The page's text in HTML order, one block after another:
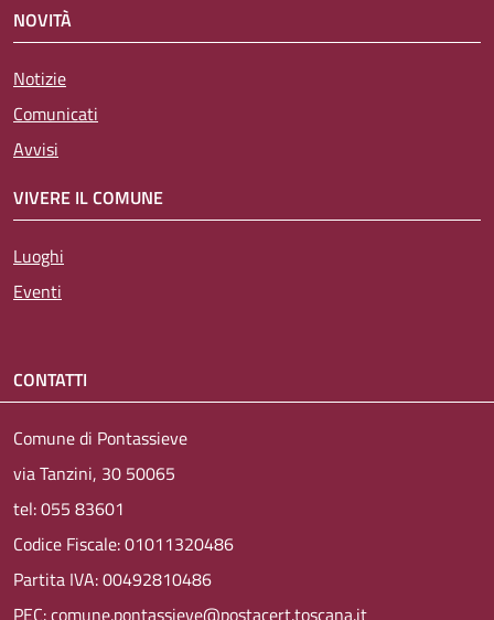
NOVITÀ
Notizie
Comunicati
Avvisi
VIVERE IL COMUNE
Luoghi
Eventi
CONTATTI
Comune di Pontassieve
via Tanzini, 30 50065
tel: 055 83601
Codice Fiscale: 01011320486
Partita IVA: 00492810486
PEC: comune.pontassieve@postacert.toscana.it